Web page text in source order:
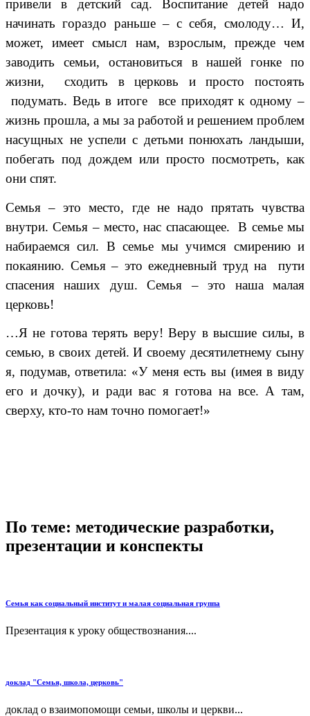
привели в детский сад. Воспитание детей надо
начинать гораздо раньше – с себя, смолоду… И,
может, имеет смысл нам, взрослым, прежде чем
заводить семьи, остановиться в нашей гонке по
жизни, сходить в церковь и просто постоять
подумать. Ведь в итоге все приходят к одному –
жизнь прошла, а мы за работой и решением проблем
насущных не успели с детьми понюхать ландыши,
побегать под дождем или просто посмотреть, как
они спят.
Семья – это место, где не надо прятать чувства
внутри. Семья – место, нас спасающее. В семье мы
набираемся сил. В семье мы учимся смирению и
покаянию. Семья – это ежедневный труд на пути
спасения наших душ. Семья – это наша малая
церковь!
…Я не готова терять веру! Веру в высшие силы, в
семью, в своих детей. И своему десятилетнему сыну
я, подумав, ответила: «У меня есть вы (имея в виду
его и дочку), и ради вас я готова на все. А там,
сверху, кто-то нам точно помогает!»
По теме: методические разработки,
презентации и конспекты
Семья как социальный институт и малая социальная группа
Презентация к уроку обществознания....
доклад "Семья, школа, церковь"
доклад о взаимопомощи семьи, школы и церкви...